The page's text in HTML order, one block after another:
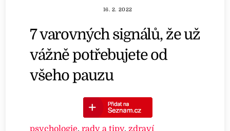
16. 2. 2022
7 varovných signálů, že už
vážně potřebujete od
všeho pauzu
psychologie,rady a tipy, zdraví